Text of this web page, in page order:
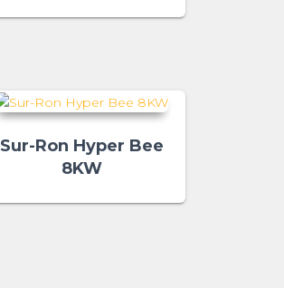
Sur-Ron Hyper Bee
8KW